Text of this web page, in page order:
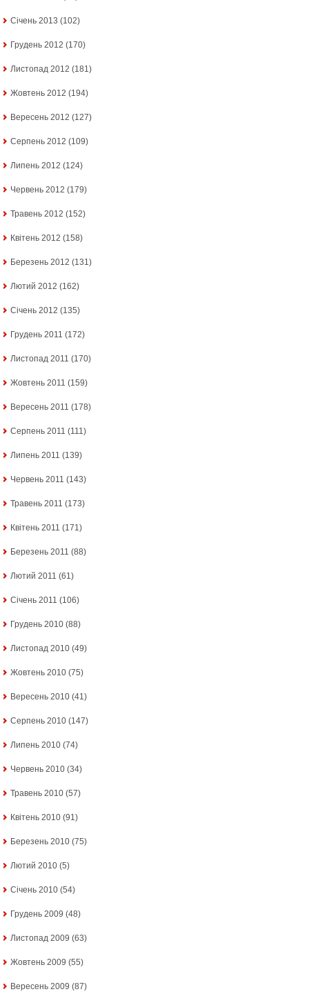
Січень 2013 (102)
Грудень 2012 (170)
Листопад 2012 (181)
Жовтень 2012 (194)
Вересень 2012 (127)
Серпень 2012 (109)
Липень 2012 (124)
Червень 2012 (179)
Травень 2012 (152)
Квітень 2012 (158)
Березень 2012 (131)
Лютий 2012 (162)
Січень 2012 (135)
Грудень 2011 (172)
Листопад 2011 (170)
Жовтень 2011 (159)
Вересень 2011 (178)
Серпень 2011 (111)
Липень 2011 (139)
Червень 2011 (143)
Травень 2011 (173)
Квітень 2011 (171)
Березень 2011 (88)
Лютий 2011 (61)
Січень 2011 (106)
Грудень 2010 (88)
Листопад 2010 (49)
Жовтень 2010 (75)
Вересень 2010 (41)
Серпень 2010 (147)
Липень 2010 (74)
Червень 2010 (34)
Травень 2010 (57)
Квітень 2010 (91)
Березень 2010 (75)
Лютий 2010 (5)
Січень 2010 (54)
Грудень 2009 (48)
Листопад 2009 (63)
Жовтень 2009 (55)
Вересень 2009 (87)